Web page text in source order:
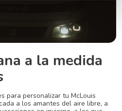
a la medida
para personalizar tu McLouis
a los amantes del aire libre, a